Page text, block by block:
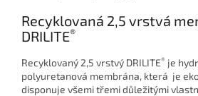
Recyklovaná 2,5 vrstvá
DRILITE®
Recyklovaný 2,5 vrstvý DRILITE® je
polyuretanová membrána, která je
disponuje všemi třemi důležitými